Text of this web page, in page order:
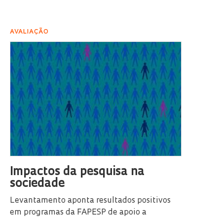
AVALIAÇÃO
Impactos da pesquisa na
sociedade
Levantamento aponta resultados positivos
em programas da FAPESP de apoio a